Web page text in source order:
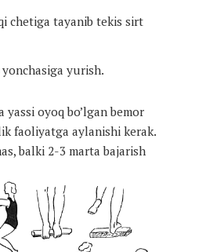
chetiga tayanib tekis sirt
yurish.
yassi oyoq bo’lgan bemor
faoliyatga aylanishi kerak.
balki 2-3 marta bajarish